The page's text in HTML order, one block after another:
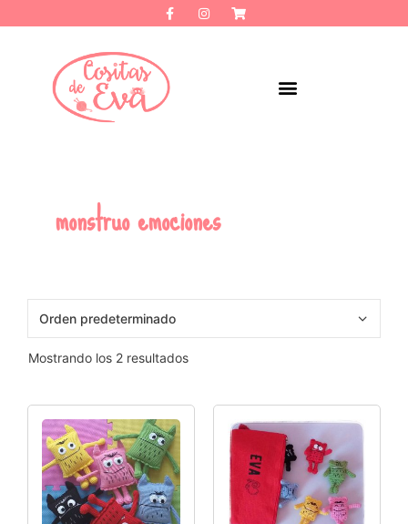
monstruo emociones
Mostrando los 2 resultados